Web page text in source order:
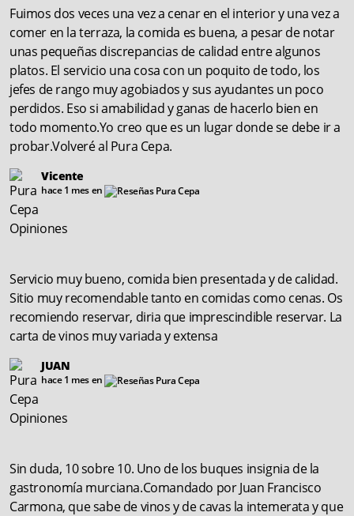
Fuimos dos veces una vez a cenar en el interior y una vez a
comer en la terraza, la comida es buena, a pesar de notar
unas pequeñas discrepancias de calidad entre algunos
platos. El servicio una cosa con un poquito de todo, los
jefes de rango muy agobiados y sus ayudantes un poco
perdidos. Eso si amabilidad y ganas de hacerlo bien en
todo momento.Yo creo que es un lugar donde se debe ir a
probar.Volveré al Pura Cepa.
Vicente
hace 1 mes en
Servicio muy bueno, comida bien presentada y de calidad.
Sitio muy recomendable tanto en comidas como cenas. Os
recomiendo reservar, diria que imprescindible reservar. La
carta de vinos muy variada y extensa
JUAN
hace 1 mes en
Sin duda, 10 sobre 10. Uno de los buques insignia de la
gastronomía murciana.Comandado por Juan Francisco
Carmona, que sabe de vinos y de cavas la intemerata y que